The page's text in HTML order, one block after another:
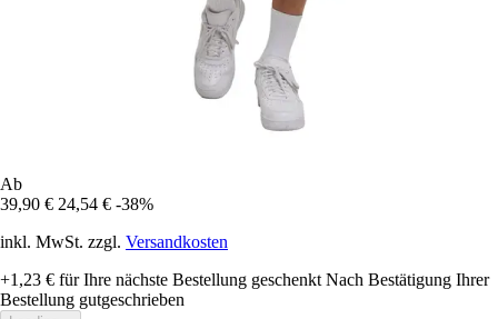
Ab
39,90 € 24,54 € -38%
inkl. MwSt. zzgl. Versandkosten
+1,23 € für Ihre nächste Bestellung geschenkt Nach Bestätigung Ihrer
Bestellung gutgeschrieben